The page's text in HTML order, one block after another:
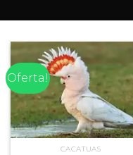
Oferta!
CACATUAS